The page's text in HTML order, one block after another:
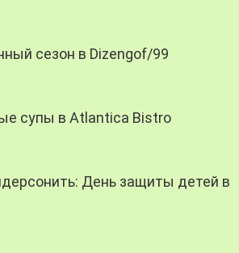
сезон в Dizengof/99
супы в Atlantica Bistro
День защиты детей в